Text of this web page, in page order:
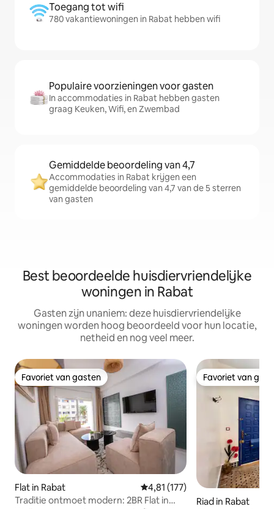
Toegang tot wifi
780 vakantiewoningen in Rabat hebben wifi
Populaire voorzieningen voor gasten
In accommodaties in Rabat hebben gasten
graag Keuken, Wifi, en Zwembad
Gemiddelde beoordeling van 4,7
Accommodaties in Rabat krijgen een
gemiddelde beoordeling van 4,7 van de 5 sterren
van gasten
Best beoordeelde huisdiervriendelijke
woningen in Rabat
Gasten zijn unaniem: deze huisdiervriendelijke
woningen worden hoog beoordeeld voor hun locatie,
netheid en nog veel meer.
Favoriet van gasten
Favoriet van gasten
Flat in Rabat Gemiddelde beoordeling van
4,81 (177)
Traditie ontmoet modern: 2BR Flat in
Favoriet van
Favoriet van
Riad in Rabat